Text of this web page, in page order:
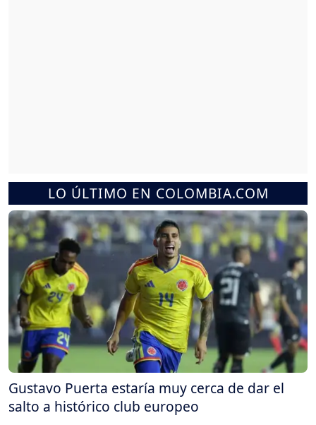
LO ÚLTIMO EN COLOMBIA.COM
Gustavo Puerta estaría muy cerca de dar el
salto a histórico club europeo